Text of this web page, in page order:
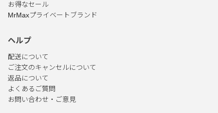
お得なセール
MrMaxプライベートブランド
ヘルプ
配送について
ご注文のキャンセルについて
返品について
よくあるご質問
お問い合わせ・ご意見